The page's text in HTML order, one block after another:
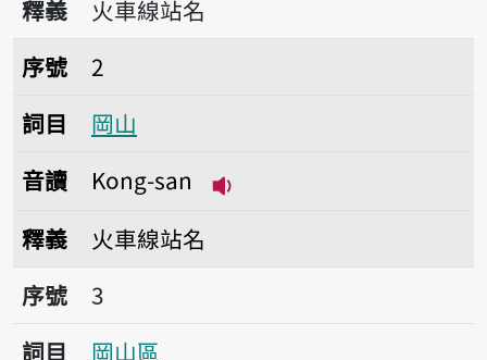
釋義
火車線站名
序號2岡山
序號
2
詞目
岡山
音讀
Kong-san
釋義
火車線站名
序號3岡山區
序號
3
詞目
岡山區